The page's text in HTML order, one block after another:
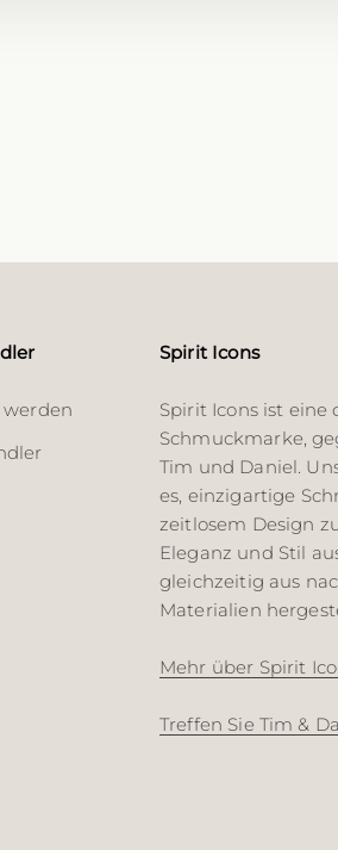
Spirit Icons
Spirit Icons ist eine
Schmuckmarke,
Tim und Daniel.
es, einzigartige
zeitlosem Design
Eleganz und Stil
gleichzeitig aus
Materialien
Mehr über Spirit
Treffen Sie Tim &